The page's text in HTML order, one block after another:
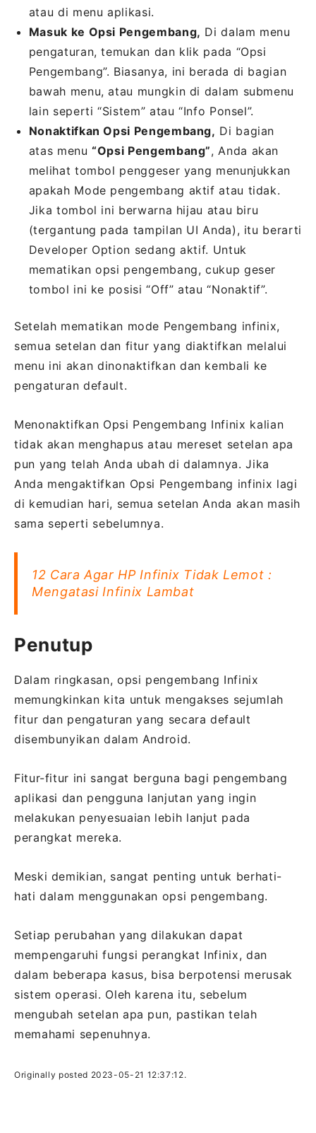
atau di menu aplikasi.
Masuk ke Opsi Pengembang, Di dalam menu
pengaturan, temukan dan klik pada “Opsi
Pengembang”. Biasanya, ini berada di bagian
bawah menu, atau mungkin di dalam submenu
lain seperti “Sistem” atau “Info Ponsel”.
Nonaktifkan Opsi Pengembang, Di bagian
atas menu“Opsi Pengembang”, Anda akan
melihat tombol penggeser yang menunjukkan
apakah Mode pengembang aktif atau tidak.
Jika tombol ini berwarna hijau atau biru
(tergantung pada tampilan UI Anda), itu berarti
Developer Option sedang aktif. Untuk
mematikan opsi pengembang, cukup geser
tombol ini ke posisi “Off” atau “Nonaktif”.
Setelah mematikan mode Pengembang infinix,
semua setelan dan fitur yang diaktifkan melalui
menu ini akan dinonaktifkan dan kembali ke
pengaturan default.
Menonaktifkan Opsi Pengembang Infinix kalian
tidak akan menghapus atau mereset setelan apa
pun yang telah Anda ubah di dalamnya. Jika
Anda mengaktifkan Opsi Pengembang infinix lagi
di kemudian hari, semua setelan Anda akan masih
sama seperti sebelumnya.
12 Cara Agar HP Infinix Tidak Lemot :
Mengatasi Infinix Lambat
Penutup
Dalam ringkasan, opsi pengembang Infinix
memungkinkan kita untuk mengakses sejumlah
fitur dan pengaturan yang secara default
disembunyikan dalam Android.
Fitur-fitur ini sangat berguna bagi pengembang
aplikasi dan pengguna lanjutan yang ingin
melakukan penyesuaian lebih lanjut pada
perangkat mereka.
Meski demikian, sangat penting untuk berhati-
hati dalam menggunakan opsi pengembang.
Setiap perubahan yang dilakukan dapat
mempengaruhi fungsi perangkat Infinix, dan
dalam beberapa kasus, bisa berpotensi merusak
sistem operasi. Oleh karena itu, sebelum
mengubah setelan apa pun, pastikan telah
memahami sepenuhnya.
Originally posted 2023-05-21 12:37:12.